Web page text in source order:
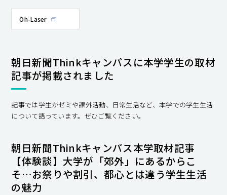
Oh-Laser
朝日新聞Thinkキャンパス​に本学学生の取材
記事が掲載されました
記事では学生がゼミや課外活動、日常生活など、本学での学生生活
について語っています。ぜひご覧ください。
朝日新聞Thinkキャンパス​本学取材記事
【体験談】大学が「郊外」にあるからこ
そ…お祭りや割引、都心とは違う学生生活
の魅力